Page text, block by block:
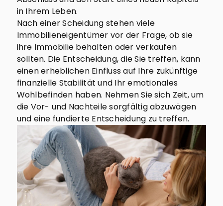
in Ihrem Leben.
Nach einer Scheidung stehen viele
Immobilieneigentümer vor der Frage, ob sie
ihre Immobilie behalten oder verkaufen
sollten. Die Entscheidung, die Sie treffen, kann
einen erheblichen Einfluss auf Ihre zukünftige
finanzielle Stabilität und Ihr emotionales
Wohlbefinden haben. Nehmen Sie sich Zeit, um
die Vor- und Nachteile sorgfältig abzuwägen
und eine fundierte Entscheidung zu treffen.